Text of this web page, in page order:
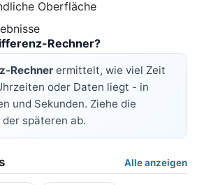
Oberfläche
Rechner?
Rechner ermittelt, wie viel Zeit
oder Daten liegt - in
und Sekunden. Ziehe die
späteren ab.
Alle anzeigen